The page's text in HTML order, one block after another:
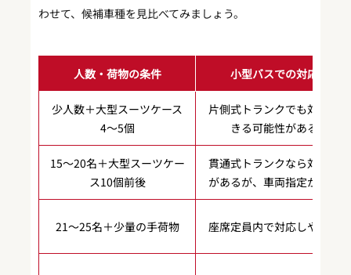
わせて、候補車種を見比べてみましょう。
人数・荷物の条件 小型バスでの対応
少人数＋大型スーツケース
4〜5個
片側式トランクでも対応で
きる可能性がある
15〜20名＋大型スーツケー
ス10個前後
貫通式トランクなら対応例
があるが、車両指定が必要
21〜25名＋少量の手荷物 座席定員内で対応しやすい